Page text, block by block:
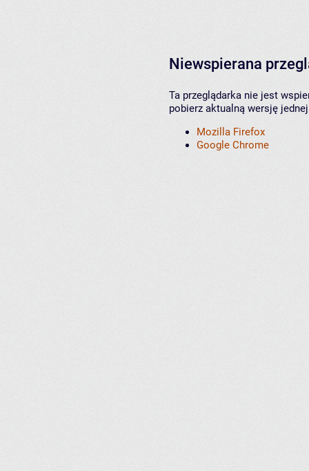
Niewspierana
Ta przeglądarka nie jest
pobierz aktualną wersję
Mozilla Firefox
Google Chrome